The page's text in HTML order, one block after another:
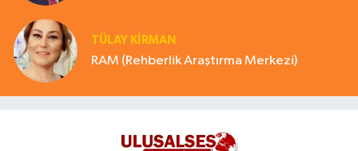
TÜLAY KİRMAN
RAM (Rehberlik Araştırma Merkezi)